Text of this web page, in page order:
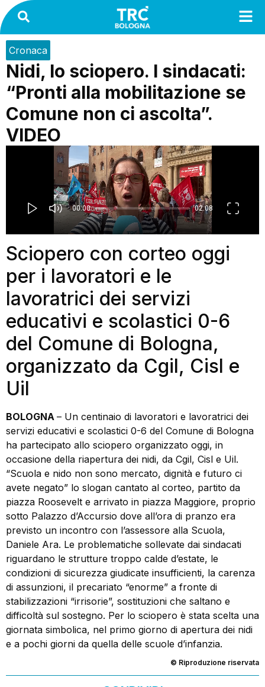
Cronaca
Nidi, lo sciopero. I sindacati:
“Pronti alla mobilitazione se
Comune non ci ascolta”.
VIDEO
Sciopero con corteo oggi
per i lavoratori e le
lavoratrici dei servizi
educativi e scolastici 0-6
del Comune di Bologna,
organizzato da Cgil, Cisl e
Uil
BOLOGNA – Un centinaio di lavoratori e lavoratrici dei
servizi educativi e scolastici 0-6 del Comune di Bologna
ha partecipato allo sciopero organizzato oggi, in
occasione della riapertura dei nidi, da Cgil, Cisl e Uil.
“Scuola e nido non sono mercato, dignità e futuro ci
avete negato” lo slogan cantato al corteo, partito da
piazza Roosevelt e arrivato in piazza Maggiore, proprio
sotto Palazzo d’Accursio dove all’ora di pranzo era
previsto un incontro con l’assessore alla Scuola,
Daniele Ara. Le problematiche sollevate dai sindacati
riguardano le strutture troppo calde d’estate, le
condizioni di sicurezza giudicate insufficienti, la carenza
di assunzioni, il precariato “enorme” a fronte di
stabilizzazioni “irrisorie”, sostituzioni che saltano e
difficoltà sul sostegno. Per lo sciopero è stata scelta una
giornata simbolica, nel primo giorno di apertura dei nidi
e a pochi giorni da quella delle scuole d’infanzia.
© Riproduzione riservata